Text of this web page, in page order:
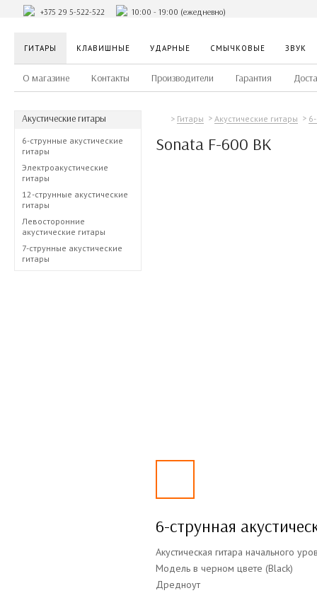
+375 29 5-522-522 10:00 - 19:00 (ежедневно)
ГИТАРЫ КЛАВИШНЫЕ УДАРНЫЕ СМЫЧКОВЫЕ ЗВУК
О магазине Контакты Производители Гарантия
Акустические гитары
6-струнные акустические
гитары
Электроакустические
гитары
12-струнные акустические
гитары
Левосторонние
акустические гитары
7-струнные акустические
гитары
Гитары Акустические гитары
Sonata F-600 BK
6-струнная
Акустическая гитара начального
Модель в черном цвете (Black)
Дредноут